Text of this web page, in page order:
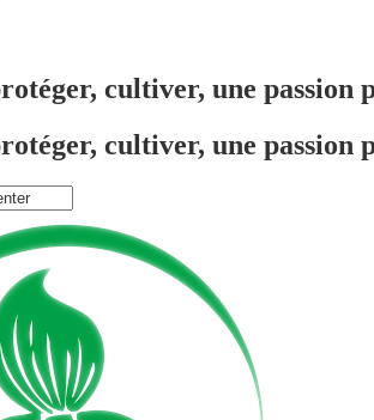
cultiver, une passion
cultiver, une passion